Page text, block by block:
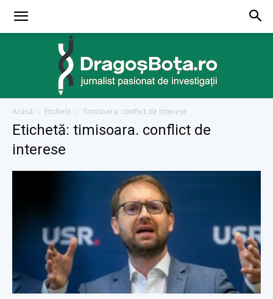
dragosbota.ro
Acasă Etichete Timisoara. conflict de interese
Etichetă: timisoara. conflict de
interese